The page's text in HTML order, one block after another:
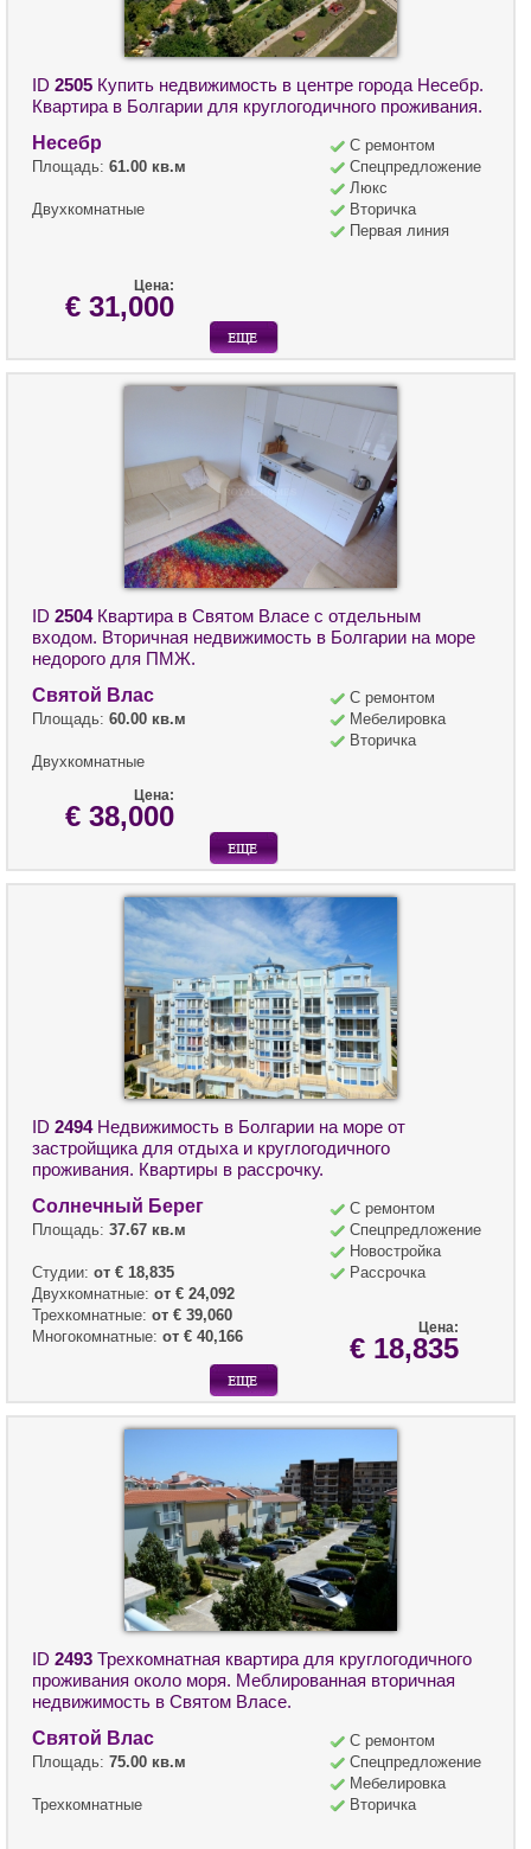
ID 2505 Купить недвижимость в центре города Несебр.
Квартира в Болгарии для круглогодичного проживания.
Несебр
Площадь: 61.00 кв.м
Двухкомнатные
С ремонтом
Спецпредложение
Люкс
Вторичка
Первая линия
Цена:
€ 31,000
ID 2504Квартира в Святом Власе с отдельным
входом. Вторичная недвижимость в Болгарии на море
недорого для ПМЖ.
Святой Влас
Площадь: 60.00 кв.м
Двухкомнатные
С ремонтом
Мебелировка
Вторичка
Цена:
€ 38,000
ID 2494Недвижимость в Болгарии на море от
застройщика для отдыха и круглогодичного
проживания. Квартиры в рассрочку.
Солнечный Берег
Площадь: 37.67 кв.м
Студии: от € 18,835
Двухкомнатные: от € 24,092
Трехкомнатные: от € 39,060
Многокомнатные: от € 40,166
С ремонтом
Спецпредложение
Новостройка
Рассрочка
Цена:
€ 18,835
ID 2493 Трехкомнатная квартира для круглогодичного
проживания около моря. Меблированная вторичная
недвижимость в Святом Власе.
Святой Влас
Площадь: 75.00 кв.м
Трехкомнатные
С ремонтом
Спецпредложение
Мебелировка
Вторичка